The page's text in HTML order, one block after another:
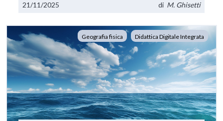
21/11/2025 di M. Ghisetti
Geografia fisica Didattica Digitale Integrata